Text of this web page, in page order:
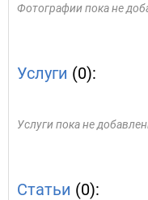
Фотографии пока не
Услуги (0):
Услуги пока не
Статьи (0):